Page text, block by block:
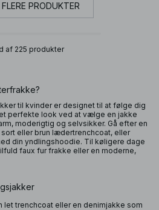
PRODUKTER
af 225 produkter
til kvinder er designet til at følge dig
perfekte look ved at vælge en jakke
moderigtig og selvsikker. Gå efter en
eller brun lædertrenchcoat, eller
din yndlingshoodie. Til køligere dage
faux fur frakke eller en moderne,
trenchcoat eller en denimjakke som